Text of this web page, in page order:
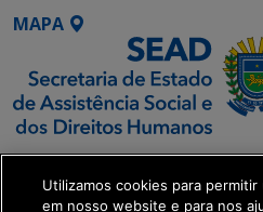
MAPA
SETDIG | Secretaria-
Executiva de
Utilizamos cookies para
em nosso website e para nos